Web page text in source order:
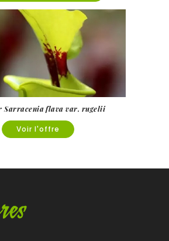
Sarracenia flava var. rugelii
Voir l'offre